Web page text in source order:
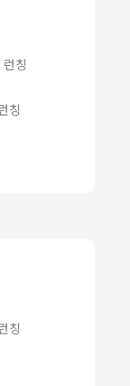
칭
칭
칭